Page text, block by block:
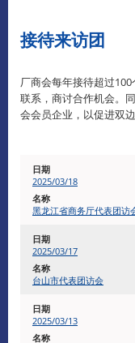
接待来访团
厂商会每年接待超过
联系，商讨合作机会。
会会员企业，以促进双边
2025/03/18
黑龙江省商务厅代表团访
2025/03/17
台山市代表团访会
2025/03/13